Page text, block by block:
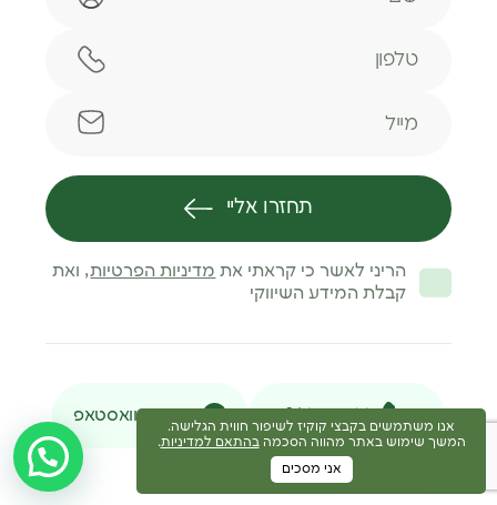
תחזרו אליי
הריני לאשר כי קראתי את מדיניות הפרטיות, ואת
קבלת המידע השיווקי
046377716 הודעת וואסטאפ
אנו משתמשים בקבצי קוקיז לשיפור חווית הגלישה.
המשך שימוש באתר מהווה הסכמהבהתאם למדיניות.
אני מסכים